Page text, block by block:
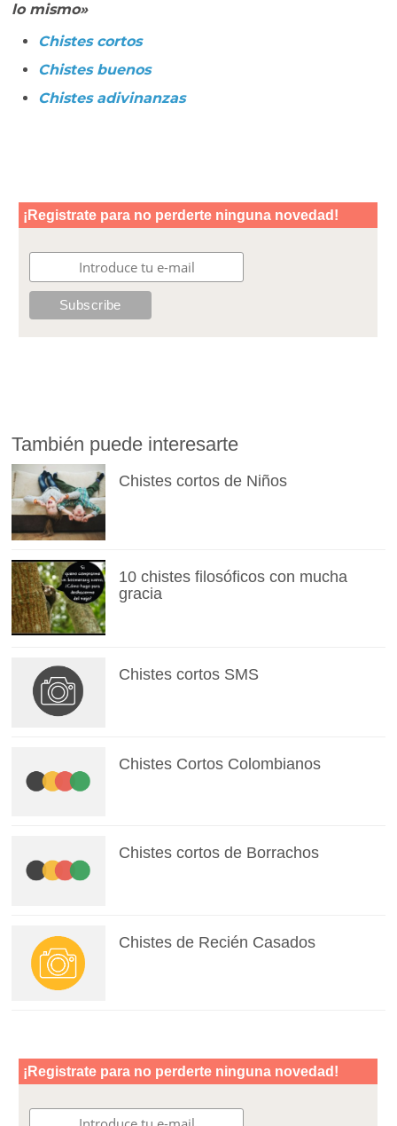
lo mismo»
Chistes cortos
Chistes buenos
Chistes adivinanzas
También puede interesarte
Chistes cortos de Niños
10 chistes filosóficos con mucha
gracia
Chistes cortos SMS
Chistes Cortos Colombianos
Chistes cortos de Borrachos
Chistes de Recién Casados